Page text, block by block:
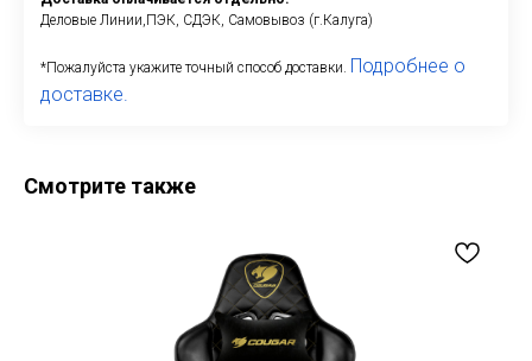
Деловые Линии,ПЭК, СДЭК, Самовывоз (г.Калуга)
*Пожалуйста укажите точный способ доставки. Подробнее о
доставке.
Смотрите также